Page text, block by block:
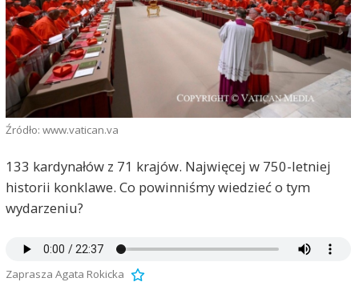
Źródło: www.vatican.va
133 kardynałów z 71 krajów. Najwięcej w 750-letniej
historii konklawe. Co powinniśmy wiedzieć o tym
wydarzeniu?
Zaprasza Agata Rokicka